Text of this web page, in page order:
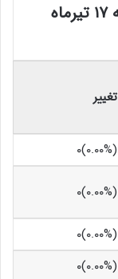
قیمت محصولات سایپا – چهارشنبه ۱۷ تیرماه
تغییر
(۰.۰۰%)۰
(۰.۰۰%)۰
(۰.۰۰%)۰
(۰.۰۰%)۰